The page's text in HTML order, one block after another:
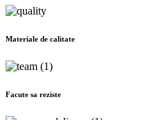
Materiale de calitate
Facute sa reziste